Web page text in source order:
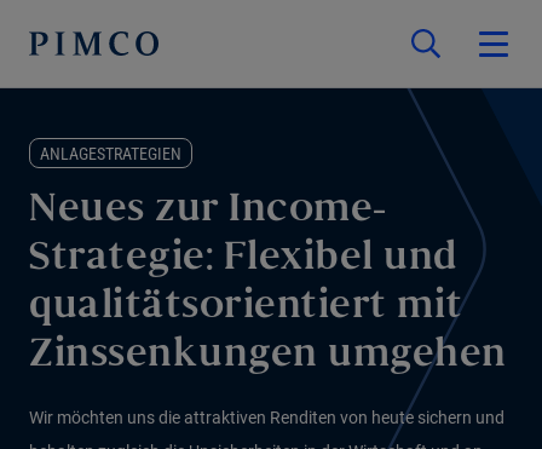
ANLAGESTRATEGIEN
Neues zur Income-
Strategie: Flexibel und
qualitätsorientiert mit
Zinssenkungen umgehen
Wir möchten uns die attraktiven Renditen von heute sichern und